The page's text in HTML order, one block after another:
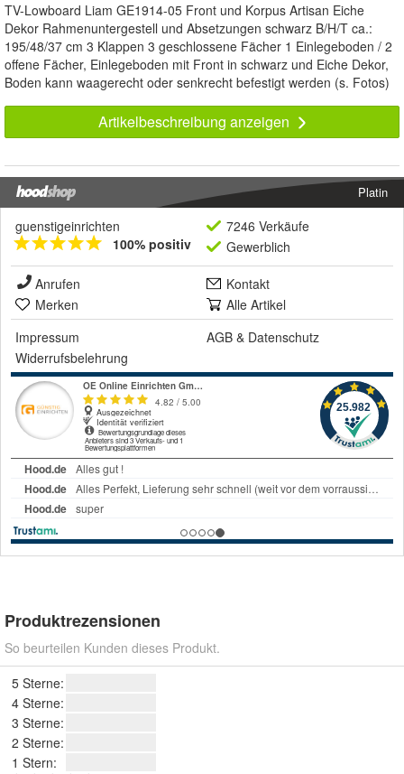
TV-Lowboard Liam GE1914-05 Front und Korpus Artisan Eiche
Dekor Rahmenuntergestell und Absetzungen schwarz B/H/T ca.:
195/48/37 cm 3 Klappen 3 geschlossene Fächer 1 Einlegeboden / 2
offene Fächer, Einlegeboden mit Front in schwarz und Eiche Dekor,
Boden kann waagerecht oder senkrecht befestigt werden (s. Fotos)
Artikelbeschreibung anzeigen
Platin
guenstigeinrichten
100% positiv
7246 Verkäufe
Gewerblich
Anrufen
Kontakt
Merken
Alle Artikel
Impressum
AGB & Datenschutz
Widerrufsbelehrung
Produktrezensionen
So beurteilen Kunden dieses Produkt.
5 Sterne:
4 Sterne:
3 Sterne:
2 Sterne:
1 Stern: